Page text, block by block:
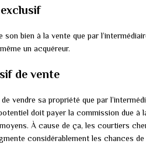
son bien à la vente que par
un acquéreur.
de vente
vendre sa propriété que par
doit payer la commission due à
À cause de ça, les courtiers
considérablement les chances